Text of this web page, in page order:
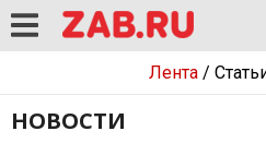
Лента/
НОВОСТИ